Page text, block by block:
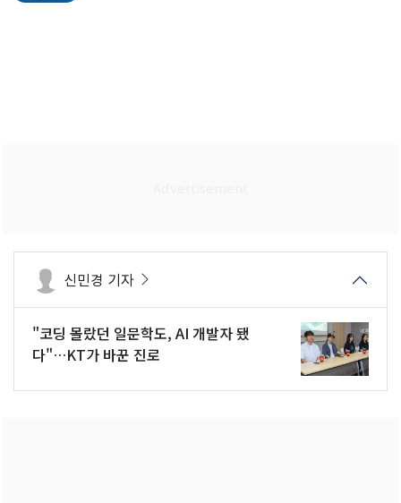
신민경 기자
"코딩 몰랐던 일문학도, AI 개발자 됐
다"…KT가 바꾼 진로